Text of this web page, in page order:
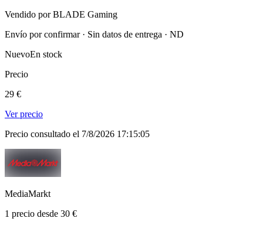
Vendido por BLADE Gaming
Envío por confirmar · Sin datos de entrega · ND
NuevoEn stock
Precio
29 €
Ver precio
Precio consultado el 7/8/2026 17:15:05
MediaMarkt
1 precio desde 30 €